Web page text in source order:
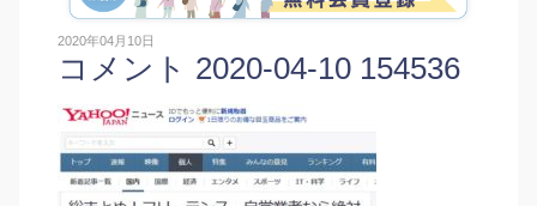
2020年04月10日
コメント 2020-04-10 154536